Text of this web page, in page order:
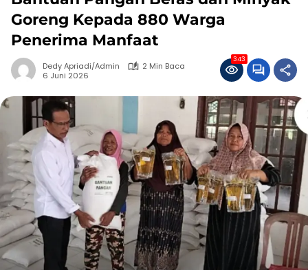
Goreng Kepada 880 Warga
Penerima Manfaat
Dedy Apriadi/Admin
2 Min Baca
6 Juni 2026
343